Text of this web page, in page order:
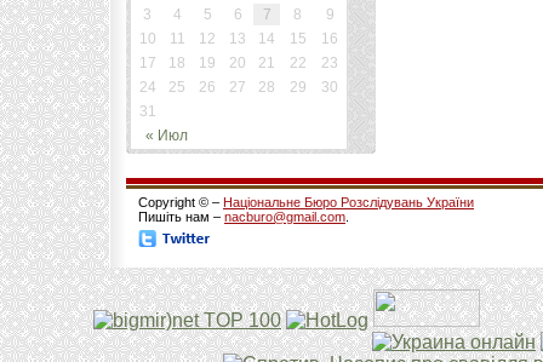
« Июл
3
4 5 6 7 8
9
10
11 12 13 14 15
16
17
18 19 20 21 22
23
24
25 26 27 28 29
30
31
Copyright © – Національне Бюро Розслідувань України
Пишіть нам – nacburo@gmail.com